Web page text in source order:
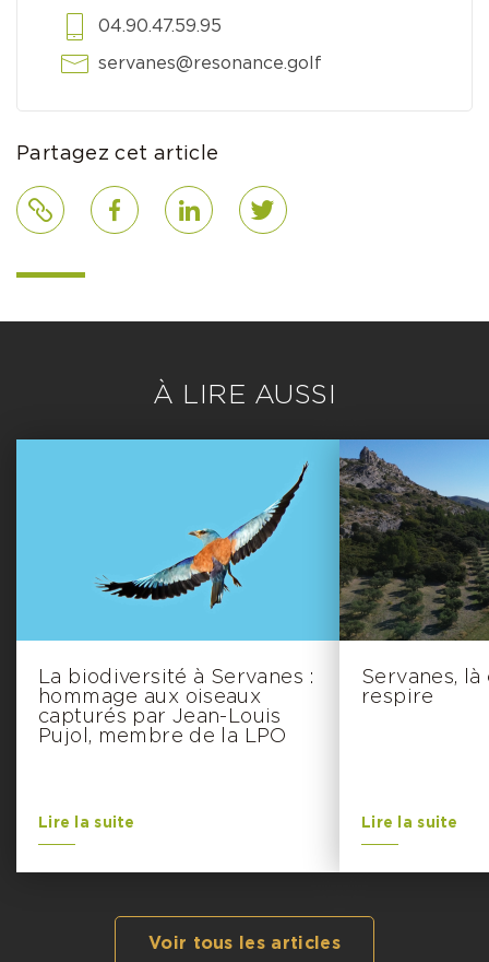
04.90.47.59.95
servanes@resonance.golf
Partagez cet article
Lien FacebookLinkedIn Twitter
À LIRE AUSSI
La biodiversité à Servanes :
hommage aux oiseaux
capturés par Jean-Louis
Pujol, membre de la LPO
Lire la suite
Servanes, là
respire
Lire la suite
Voir tous les articles